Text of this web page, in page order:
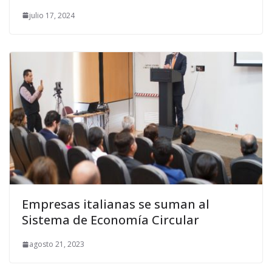
julio 17, 2024
Empresas italianas se suman al
Sistema de Economía Circular
agosto 21, 2023